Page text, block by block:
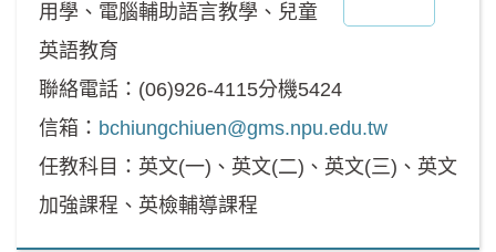
用學、電腦輔助語言教學、兒童
英語教育
聯絡電話：(06)926-4115分機5424
信箱： bchiungchiuen@gms.npu.edu.tw
任教科目：英文(一)、英文(二)、英文(三)、英文
加強課程、英檢輔導課程